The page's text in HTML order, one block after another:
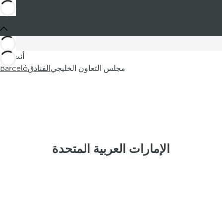
أنت في
Barcelóالفنادق مجلس التعاون الخليجي
الإمارات العربية المتحدة